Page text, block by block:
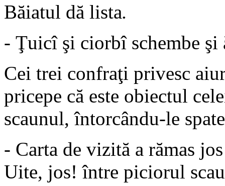
Băiatul dă lista.
- Ţuicî şi ciorbî schembe
Cei trei confraţi privesc
pricepe că este obiectul
scaunul, întorcându-le
- Carta de vizită a rămas
Uite, jos! între piciorul